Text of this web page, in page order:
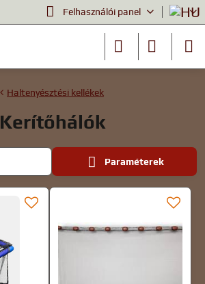
Felhasználói panel
Haltenyésztési kellékek
Kerítőhálók
Paraméterek